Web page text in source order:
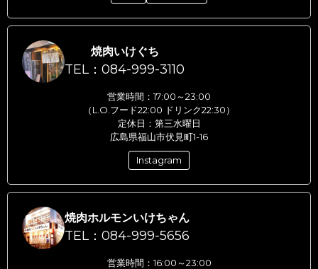
焼肉いけぐち
TEL：084-999-3110
営業時間：17:00～23:00
（L.O.フード22:00 ドリンク22:30）
定休日：第三水曜日
広島県福山市伏見町1-16
Instagram
焼肉ホルモンいけちゃん
TEL：084-999-5656
営業時間：16:00～23:00